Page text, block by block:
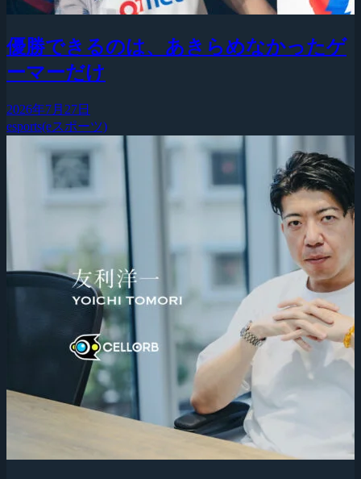
優勝できるのは、あきらめなかったゲ
ーマーだけ
2026年7月27日
esports(eスポーツ)